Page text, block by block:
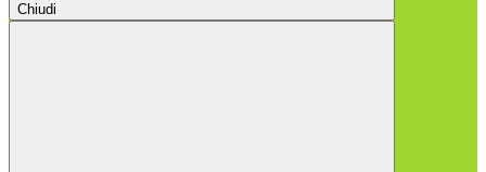
Chiudi